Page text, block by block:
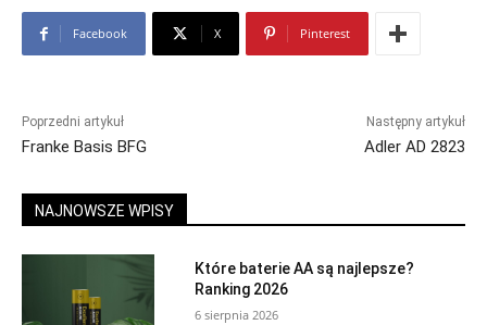
Facebook X Pinterest
Poprzedni artykuł
Franke Basis BFG
Następny artykuł
Adler AD 2823
NAJNOWSZE WPISY
Które baterie AA są najlepsze?
Ranking 2026
6 sierpnia 2026